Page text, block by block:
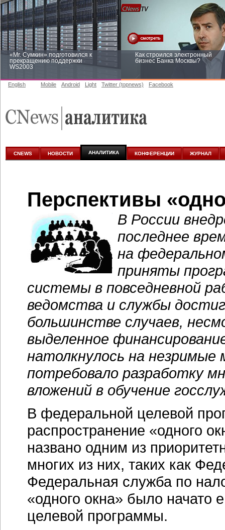
«Mr. Сумкин» подготовился к
прекращению поддержки
WS2003
Как строился электронный
бизнес Банка Москвы?
аналитике
English Mobile Android Light Twitter (topnews) Facebook
CNEWS НОВОСТИ АНАЛИТИКА КОНФЕРЕНЦИИ ЖУРНАЛ
Перспективы
В России
последнее
на
приняты
системы в повседневной
ведомства и службы
большинстве случаев,
выделенное
натолкнулось на
потребовало разработку
вложений в обучение
В федеральной целевой
распространение «одного
названо одним из
многих из них, таких как
Федеральная служба по
«одного окна» было начато
целевой программы.